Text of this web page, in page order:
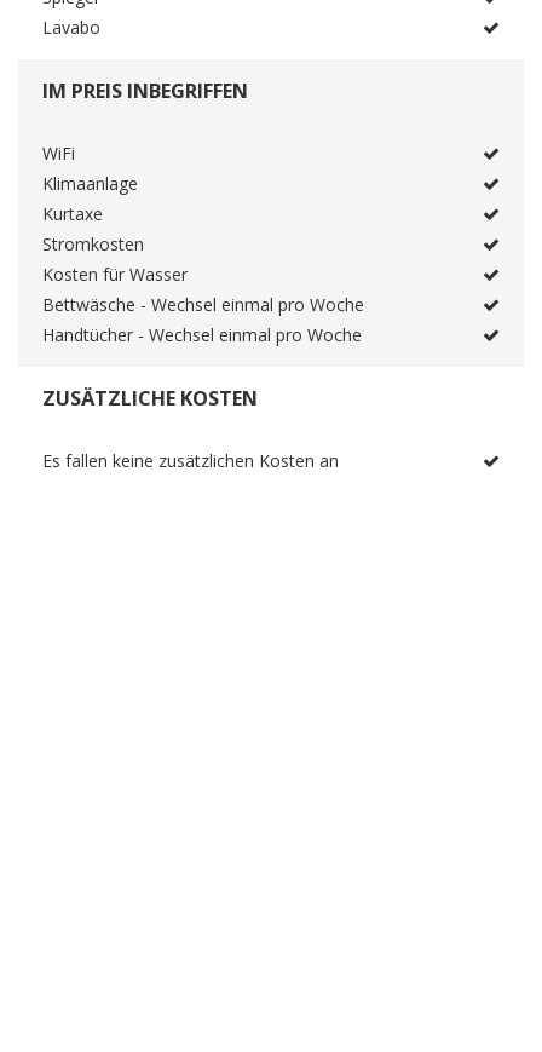
Lavabo
IM PREIS INBEGRIFFEN
WiFi
Klimaanlage
Kurtaxe
Stromkosten
Kosten für Wasser
Bettwäsche - Wechsel einmal pro Woche
Handtücher - Wechsel einmal pro Woche
ZUSÄTZLICHE KOSTEN
Es fallen keine zusätzlichen Kosten an